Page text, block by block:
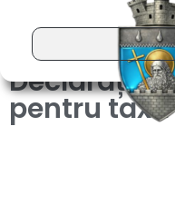
Declarații
pentru